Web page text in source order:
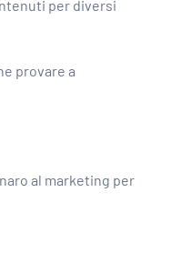
per diversi
provare a
al marketing per